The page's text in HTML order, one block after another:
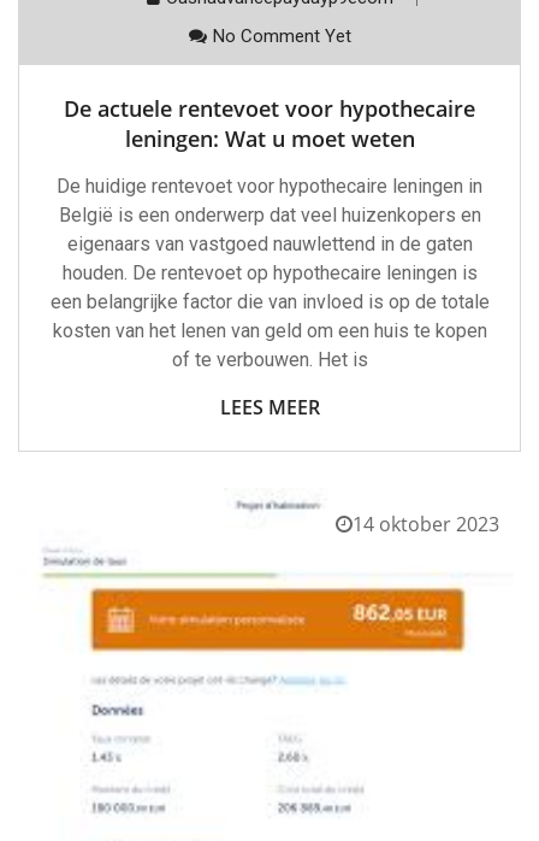
No Comment Yet
De actuele rentevoet voor hypothecaire
leningen: Wat u moet weten
De huidige rentevoet voor hypothecaire leningen in
België is een onderwerp dat veel huizenkopers en
eigenaars van vastgoed nauwlettend in de gaten
houden. De rentevoet op hypothecaire leningen is
een belangrijke factor die van invloed is op de totale
kosten van het lenen van geld om een huis te kopen
of te verbouwen. Het is
LEES MEER
14 oktober 2023